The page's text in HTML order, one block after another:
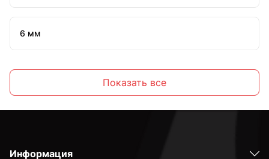
6 мм
Показать все
Информация